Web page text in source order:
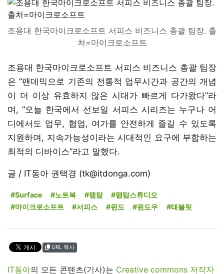
조용대 한국마이크로소프트 서피스 비즈니스 총괄 팀장. 출
처=마이크로소프트
조용대 한국마이크로소프트 서피스 비즈니스 총괄 팀장
은 “팬데믹으로 기존의 전통적 업무시간과 공간의 개념
이 더 이상 유효하지 않은 시대가 빠르게 다가왔다”라
며, “오늘 한국에서 선보일 서피스 시리즈는 누구나 어
디에서도 업무, 협업, 여가를 안전하게 즐길 수 있도록
지원하며, 지속가능성이라는 시대적인 요구에 부합하는
최적의 디바이스”라고 말했다.
글 / IT동아 권택경 (tk@itdonga.com)
#Surface #노트북 #랩탑
#랩탑스튜디오
#마이크로소프트
#서피스 #윈도 #윈도우 #태블릿
URL 복사
IT동아의 모든 콘텐츠(기사)는 Creative commons 저작자